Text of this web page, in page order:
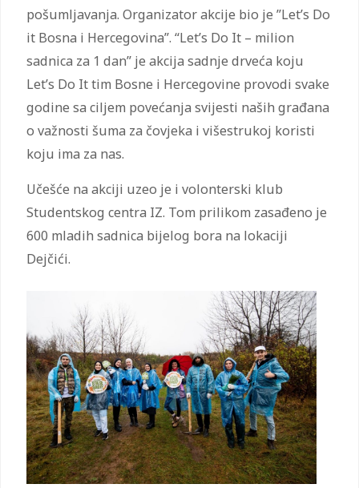
pošumljavanja. Organizator akcije bio je ”Let’s Do
it Bosna i Hercegovina”. “Let’s Do It – milion
sadnica za 1 dan” je akcija sadnje drveća koju
Let’s Do It tim Bosne i Hercegovine provodi svake
godine sa ciljem povećanja svijesti naših građana
o važnosti šuma za čovjeka i višestrukoj koristi
koju ima za nas.
Učešće na akciji uzeo je i volonterski klub
Studentskog centra IZ. Tom prilikom zasađeno je
600 mladih sadnica bijelog bora na lokaciji
Dejčići.